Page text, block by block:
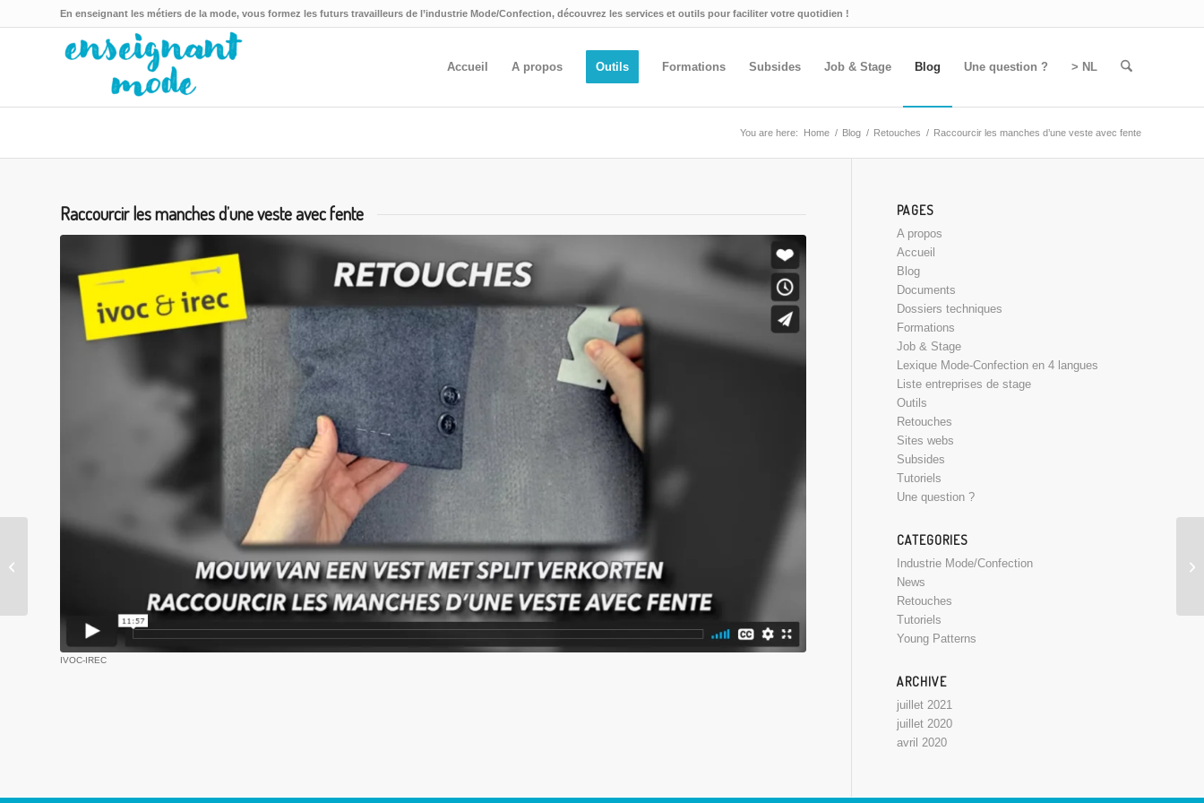
En enseignant les métiers de la mode, vous formez les futurs travailleurs de l’industrie Mode/Confection, découvrez les services et outils pour faciliter votre quotidien !
Accueil A propos Outils Formations Subsides Job & Stage Blog Une question ? > NL
You are here: Home / Blog / Retouches / Raccourcir les manches d’une veste avec fente
Raccourcir les manches d’une veste avec fente
IVOC-IREC
PAGES
A propos
Accueil
Blog
Documents
Dossiers techniques
Formations
Job & Stage
Lexique Mode-Confection en 4 langues
Liste entreprises de stage
Outils
Retouches
Sites webs
Subsides
Tutoriels
Une question ?
CATEGORIES
Industrie Mode/Confection
News
Retouches
Tutoriels
Young Patterns
ARCHIVE
juillet 2021
juillet 2020
avril 2020
Ajouter un élastique à la